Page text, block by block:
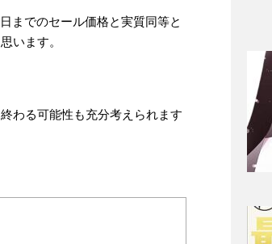
までのセール価格と実質同等と
います。
わる可能性も充分考えられます